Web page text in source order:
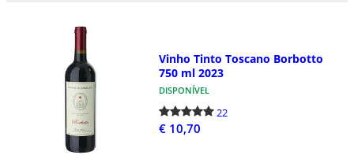
Vinho Tinto Toscano Borbotto
750 ml 2023
DISPONÍVEL
22
€ 10,70